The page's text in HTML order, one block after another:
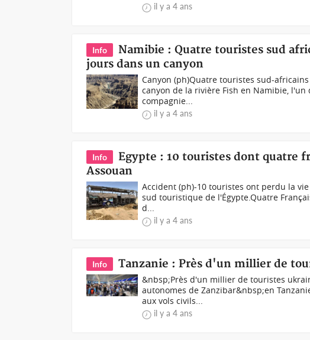
il y a 4 ans
Info
Namibie : Quatre touristes sud
jours dans un canyon
Canyon (ph)Quatre touristes sud-
canyon de la rivière Fish en Namibie,
compagnie...
il y a 4 ans
Info
Egypte : 10 touristes dont quatre
Assouan
Accident (ph)-10 touristes ont perdu la
sud touristique de l'Égypte.Quatre
d...
il y a 4 ans
Info Tanzanie : Près d'un millier de
&nbsp;Près d'un millier de touristes
autonomes de Zanzibar&nbsp;en
aux vols civils...
il y a 4 ans